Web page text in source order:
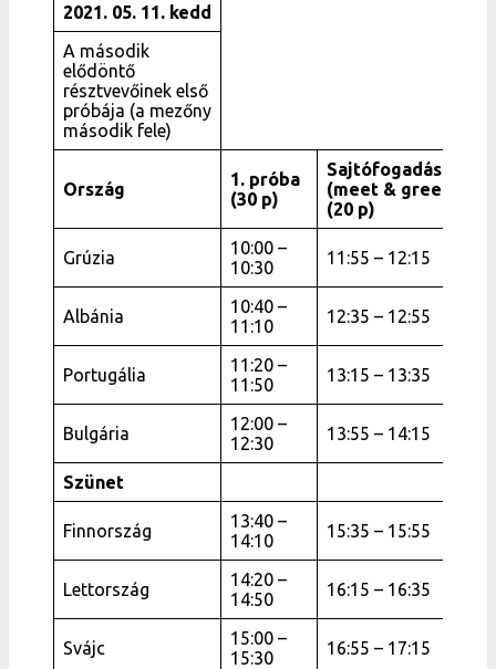
2021. 05. 11. kedd
A második
elődöntő
résztvevőinek első
próbája (a mezőny
második fele)
Ország
1. próba
(30 p)
Sajtófogadás
(meet & greet)
(20 p)
Grúzia
10:00 –
10:30
11:55 – 12:15
Albánia
10:40 –
11:10
12:35 – 12:55
Portugália
11:20 –
11:50
13:15 – 13:35
Bulgária
12:00 –
12:30
13:55 – 14:15
Szünet
Finnország
13:40 –
14:10
15:35 – 15:55
Lettország
14:20 –
14:50
16:15 – 16:35
Svájc
15:00 –
15:30
16:55 – 17:15